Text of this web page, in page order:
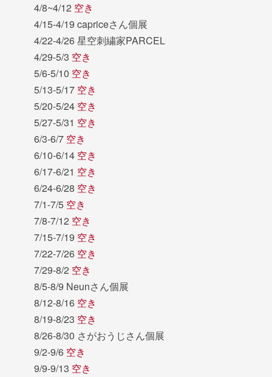
4/8~4/12 空き
4/15-4/19 capriceさん個展
4/22-4/26 星空刺繍家PARCEL
4/29-5/3 空き
5/6-5/10 空き
5/13-5/17 空き
5/20-5/24 空き
5/27-5/31 空き
6/3-6/7 空き
6/10-6/14 空き
6/17-6/21 空き
6/24-6/28 空き
7/1-7/5 空き
7/8-7/12 空き
7/15-7/19 空き
7/22-7/26 空き
7/29-8/2 空き
8/5-8/9 Neunさん個展
8/12-8/16 空き
8/19-8/23 空き
8/26-8/30 さがおうじさん個展
9/2-9/6 空き
9/9-9/13 空き